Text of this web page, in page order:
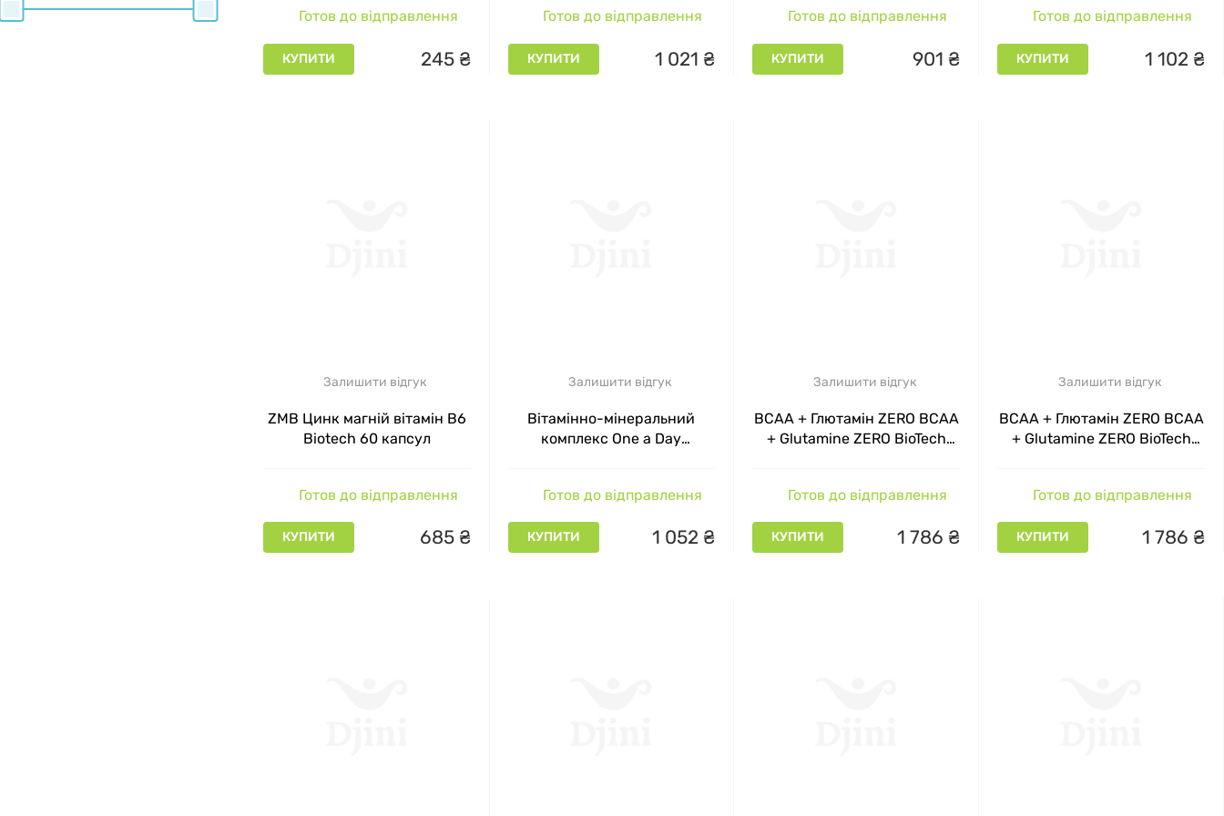
елітні
замінники харчування (протеїнові супи, арахісові пасти, спортивні напої)
аксесуари для спорту (шейкери, футболки)
Готов до відправлення
КУПИТИ 245 ₴
Готов до відправлення
КУПИТИ 1 021 ₴
таблеток
Готов до відправлення
КУПИТИ 901 ₴
Готов до відправлення
КУПИТИ 1 102 ₴
Залишити відгук
ZMB Цинк магній вітамін В6
Biotech 60 капсул
Готов до відправлення
КУПИТИ 685 ₴
Залишити відгук
Вітамінно-мінеральний
комплекс One a Day
Готов до відправлення
КУПИТИ 1 052 ₴
Залишити відгук
BCAA + Глютамін ZERO BCAA
+ Glutamine ZERO BioTech
Готов до відправлення
КУПИТИ 1 786 ₴
Залишити відгук
BCAA + Глютамін ZERO BCAA
+ Glutamine ZERO BioTech
Готов до відправлення
КУПИТИ 1 786 ₴